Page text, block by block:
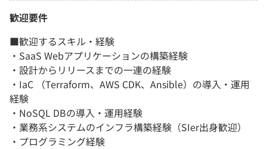
歓迎要件
■歓迎するスキル・経験
・SaaS Webアプリケーションの構築経験
・設計からリリースまでの一連の経験
・IaC （Terraform、AWS CDK、Ansible）の導入・運用
経験
・NoSQL DBの導入・運用経験
・業務系システムのインフラ構築経験（SIer出身歓迎）
・プログラミング経験